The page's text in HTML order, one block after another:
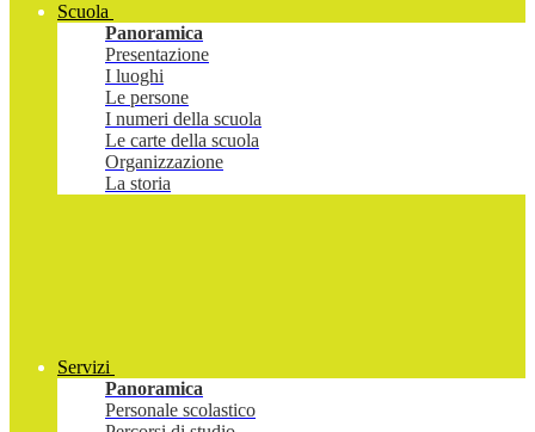
Scuola
Panoramica
Presentazione
I luoghi
Le persone
I numeri della scuola
Le carte della scuola
Organizzazione
La storia
Servizi
Panoramica
Personale scolastico